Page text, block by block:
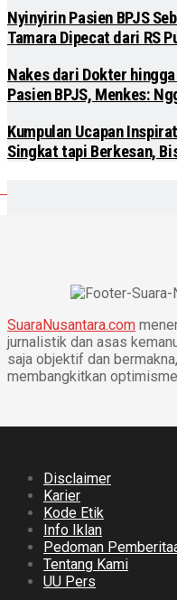
Nyinyirin Pasien BPJS
Tamara Dipecat dari RS
Nakes dari Dokter
Pasien BPJS, Menkes:
Kumpulan Ucapan
Singkat tapi Berkesan,
SuaraNusantara.com
jurnalistik dan asas
saja objektif dan
membangkitkan
Disclaimer
Karier
Kode Etik
Info Iklan
Pedoman
Tentang Kami
UU Pers